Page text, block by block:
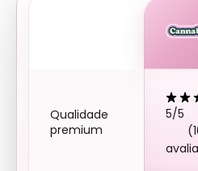
Qualidade
premium
5/5